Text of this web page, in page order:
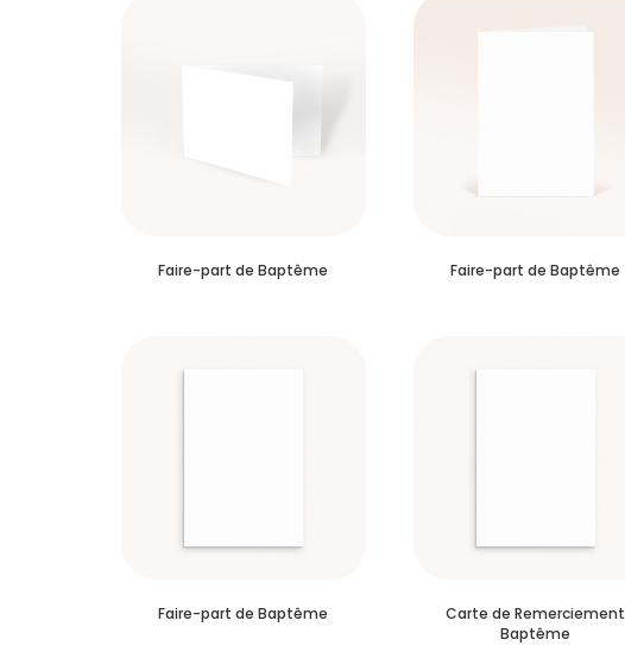
Faire-part de Baptême Faire-part de Baptême
Faire-part de Baptême
Carte de Remerciement
Baptême